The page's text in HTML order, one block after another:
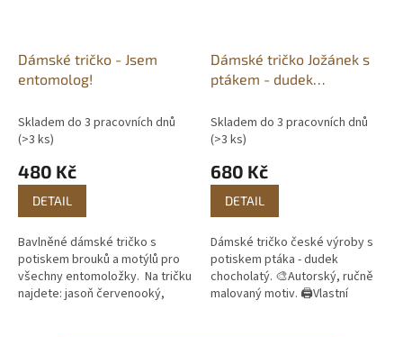
Dámské tričko - Jsem
entomolog!
Skladem do 3 pracovních dnů
(>3 ks)
480 Kč
DETAIL
Bavlněné dámské tričko s
potiskem brouků a motýlů pro
všechny entomoložky. Na tričku
najdete: jasoň červenooký,
Dámské tričko Jožánek s
ptákem - dudek
Skladem do 3 pracovních dnů
(>3 ks)
680 Kč
DETAIL
Dámské tričko české výroby s
potiskem ptáka - dudek
chocholatý. 🎨Autorský, ručně
malovaný motiv. 🖨️Vlastní